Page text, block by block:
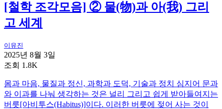
[철학 조각모음] ② 물(物)과 아(我) 그리
고 세계
이유진
2025년 8월 3일
조회 1.8K
몸과 마음, 물질과 정신, 과학과 도덕, 기술과 정치 심지어 문과
와 이과를 나눠 생각하는 것은 널리 그리고 쉽게 받아들여지는
버릇[아비투스(Habitus)]이다. 이러한 버릇에 젖어 사는 것이